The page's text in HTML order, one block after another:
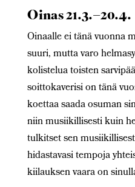
Oinas 21.3.–20.4.
Oinaalle ei tänä vuonna
suuri, mutta varo
kolistelua toisten
soittokaverisi on tänä
koettaa saada osuman
niin musiikillisesti kuin
tulkitset sen
hidastavasi tempoja
kiilauksen vaara on